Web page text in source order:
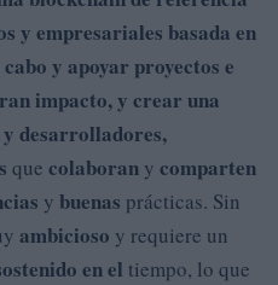
y empresariales basada en
y apoyar proyectos e
impacto, y crear una
desarrolladores,
que colaboran y comparten
y buenas prácticas. Sin
ambicioso y requiere un
en el tiempo, lo que